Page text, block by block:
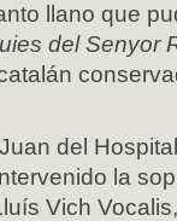
llano que
del Senyor
del
la
Vich